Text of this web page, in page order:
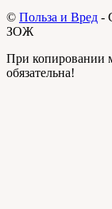
© Польза и Вред -
ЗОЖ
При копировании
обязательна!